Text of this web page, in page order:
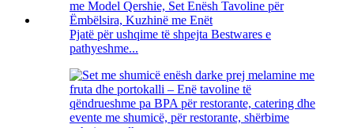
Pjatë për ushqime të shpejta Bestwares e
pathyeshme...